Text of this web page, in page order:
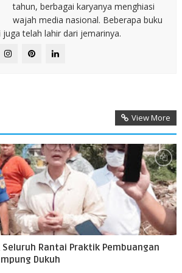
tahun, berbagai karyanya menghiasi
wajah media nasional. Beberapa buku
telah lahir dari jemarinya.
View More
Seluruh Rantai Praktik Pembuangan
Dukuh